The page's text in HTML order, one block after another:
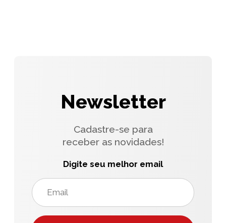
Newsletter
Cadastre-se para
receber as novidades!
Digite seu melhor email